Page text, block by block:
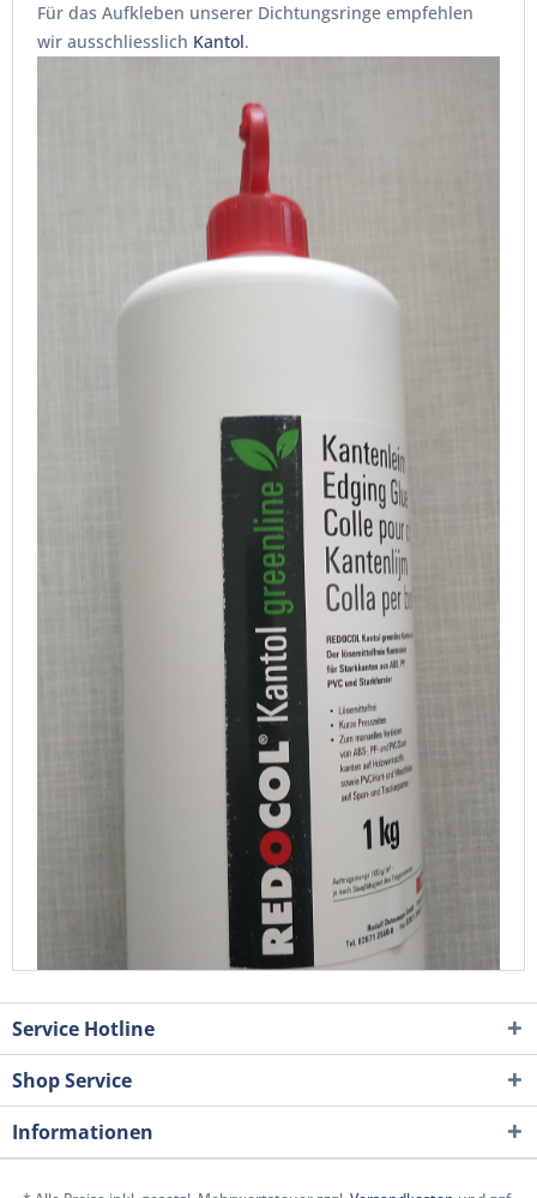
Für das Aufkleben unserer Dichtungsringe empfehlen
wir ausschliesslich Kantol.
Service Hotline
Shop Service
Informationen